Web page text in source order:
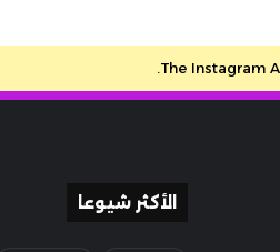
The Instagram
الأكثر شيوعا